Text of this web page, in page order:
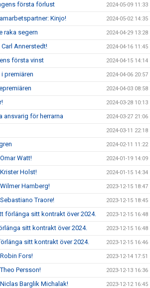
första förlust 2024-05-09 11:33
Kinjo! 2024-05-02 14:35
raka segern 2024-04-29 13:28
Annerstedt! 2024-04-16 11:45
första vinst 2024-04-15 14:14
premiären 2024-04-06 20:57
2024-04-03 08:58
2024-03-28 10:13
ansvarig för herrarna 2024-03-27 21:06
2024-03-11 22:18
2024-02-11 11:22
Watt! 2024-01-19 14:09
Holst! 2024-01-15 14:34
Hamberg! 2023-12-15 18:47
Traore! 2023-12-15 18:45
förlänga sitt kontrakt över 2024. 2023-12-15 16:48
sitt kontrakt över 2024. 2023-12-15 16:48
sitt kontrakt över 2024. 2023-12-15 16:46
Fors! 2023-12-14 17:51
Persson! 2023-12-13 16:36
Barglik Michalak! 2023-12-12 16:45